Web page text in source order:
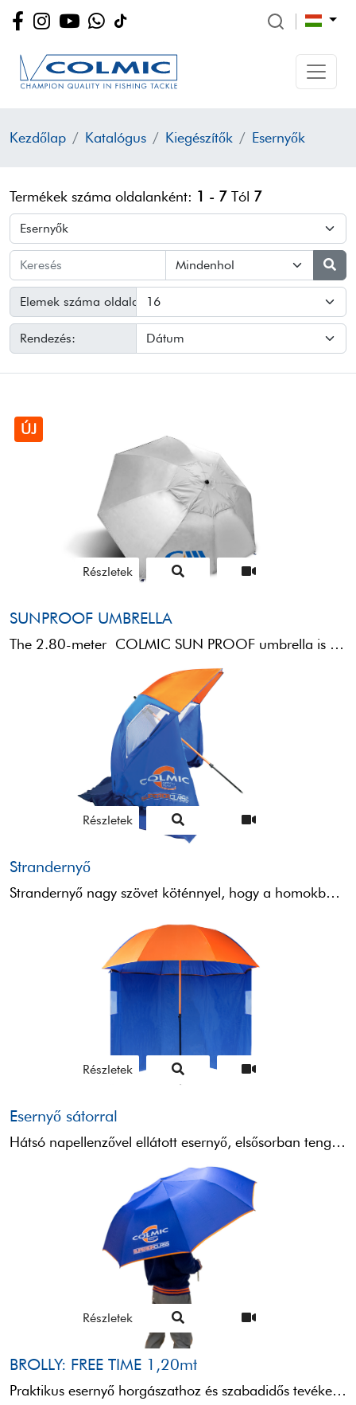
Kezdőlap Katalógus Kiegészítők Esernyők
Termékek száma oldalanként: 1 - 7 Tól 7
Elemek száma oldalanként:
Rendezés:
Részletek
ÚJ
SUNPROOF UMBRELLA
The 2.80-meter COLMIC SUN PROOF umbrella is the ideal choice for people seeking protection, comfort and durability at ...
Részletek
Strandernyő
Strandernyő nagy szövet köténnyel, hogy a homokban lehorgonyozhasson. Praktikus oldalsó nyílások cipzárral, amelyek hasznosak a szél átengedéséhez ...
Részletek
Esernyő sátorral
Hátsó napellenzővel ellátott esernyő, elsősorban tengerparti horgászathoz tervezve. Tökéletes a varázslatos kapás kivárására kényelmesen és védve ülve, ...
Részletek
BROLLY: FREE TIME 1,20mt
Praktikus esernyő horgászathoz és szabadidős tevékenységekhez. Könnyű, praktikus és robusztus. Ø1,20 m